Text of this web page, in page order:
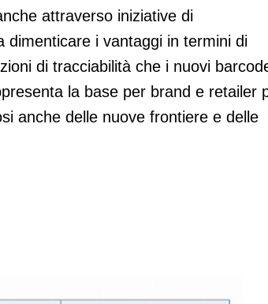
attraverso iniziative di
dimenticare i vantaggi in termini di
di tracciabilità che i nuovi
la base per brand e retailer
anche delle nuove frontiere e delle